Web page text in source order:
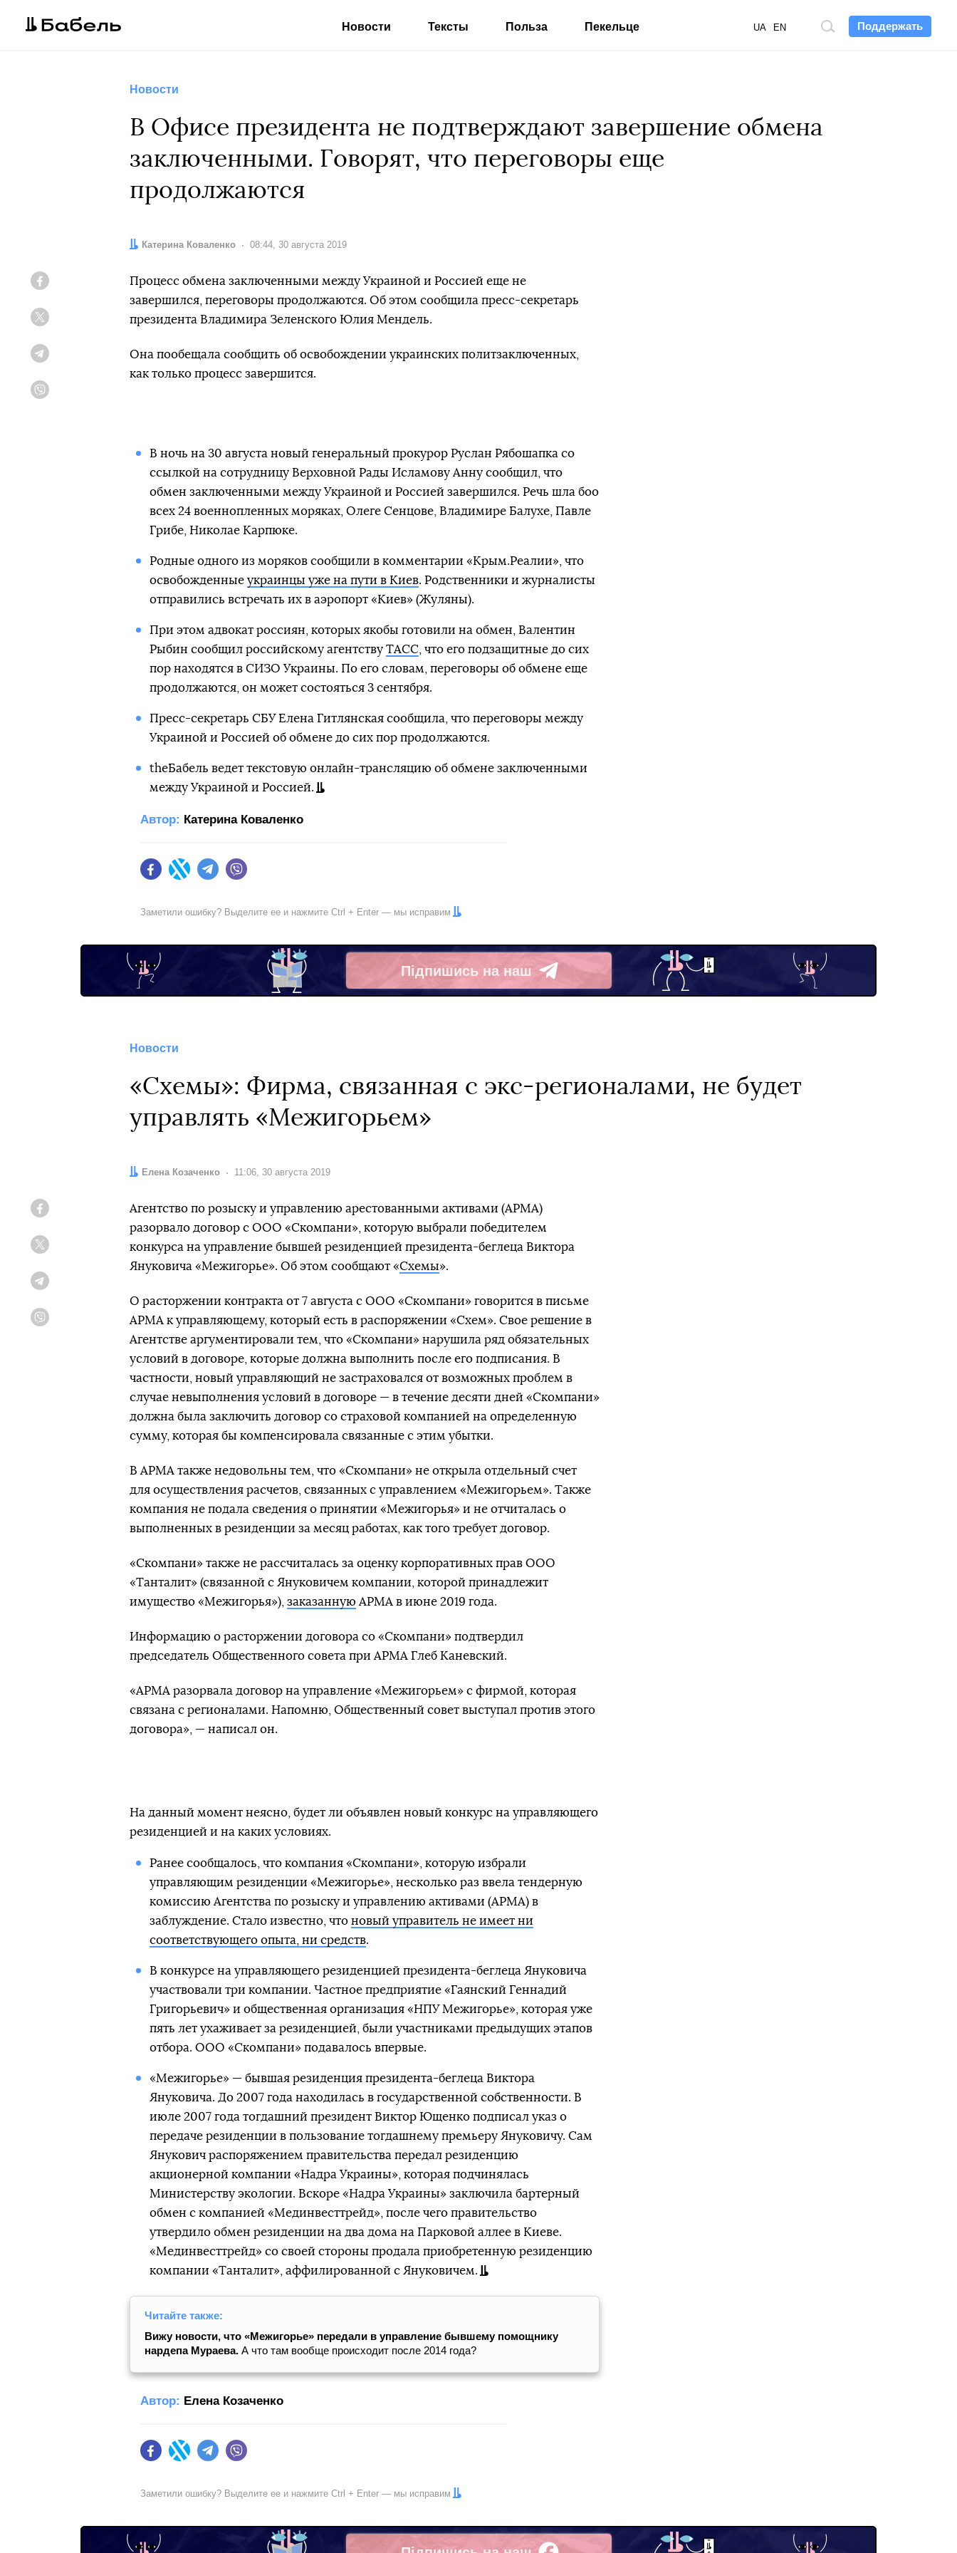
Поддержать
Поиск
UA EN
Новости Тексты Польза Пекельце
Новости
В Офисе президента не подтверждают завершение обмена
заключенными. Говорят, что переговоры еще
продолжаются
Автор:
Катерина Коваленко Дата:
08:44, 30 августа 2019
Процесс обмена заключенными между Украиной и Россией еще не
завершился, переговоры продолжаются. Об этом сообщила пресс-секретарь
президента Владимира Зеленского Юлия Мендель.
Она пообещала сообщить об освобождении украинских политзаключенных,
как только процесс завершится.
В ночь на 30 августа новый генеральный прокурор Руслан Рябошапка со
ссылкой на сотрудницу Верховной Рады Исламову Анну сообщил, что
обмен заключенными между Украиной и Россией завершился. Речь шла боо
всех 24 военнопленных моряках, Олеге Сенцове, Владимире Балухе, Павле
Грибе, Николае Карпюке.
Родные одного из моряков сообщили в комментарии «Крым.Реалии», что
освобожденные украинцы уже на пути в Киев. Родственники и журналисты
отправились встречать их в аэропорт «Киев» (Жуляны).
При этом адвокат россиян, которых якобы готовили на обмен, Валентин
Рыбин сообщил российскому агентству ТАСС, что его подзащитные до сих
пор находятся в СИЗО Украины. По его словам, переговоры об обмене еще
продолжаются, он может состояться 3 сентября.
Пресс-секретарь СБУ Елена Гитлянская сообщила, что переговоры между
Украиной и Россией об обмене до сих пор продолжаются.
theБабель ведет текстовую онлайн-трансляцию об обмене заключенными
между Украиной и Россией.
Автор: Катерина Коваленко
FacebookTwitter Telegram
Заметили ошибку? Выделите ее и нажмите Ctrl + Enter — мы исправим
Підпишись на наш
Telegram
Новости
«Схемы»: Фирма, связанная с экс-регионалами, не будет
управлять «Межигорьем»
Автор:
Елена Козаченко Дата:
11:06, 30 августа 2019
Агентство по розыску и управлению арестованными активами (АРМА)
разорвало договор с ООО «Скомпани», которую выбрали победителем
конкурса на управление бывшей резиденцией президента-беглеца Виктора
Януковича «Межигорье». Об этом сообщают «Схемы».
О расторжении контракта от 7 августа с ООО «Скомпани» говорится в письме
АРМА к управляющему, который есть в распоряжении «Схем». Свое решение в
Агентстве аргументировали тем, что «Скомпани» нарушила ряд обязательных
условий в договоре, которые должна выполнить после его подписания. В
частности, новый управляющий не застраховался от возможных проблем в
случае невыполнения условий в договоре — в течение десяти дней «Скомпани»
должна была заключить договор со страховой компанией на определенную
сумму, которая бы компенсировала связанные с этим убытки.
В АРМА также недовольны тем, что «Скомпани» не открыла отдельный счет
для осуществления расчетов, связанных с управлением «Межигорьем». Также
компания не подала сведения о принятии «Межигорья» и не отчиталась о
выполненных в резиденции за месяц работах, как того требует договор.
«Скомпани» также не рассчиталась за оценку корпоративных прав ООО
«Танталит» (связанной с Януковичем компании, которой принадлежит
имущество «Межигорья»), заказанную АРМА в июне 2019 года.
Информацию о расторжении договора со «Скомпани» подтвердил
председатель Общественного совета при АРМА Глеб Каневский.
«АРМА разорвала договор на управление «Межигорьем» с фирмой, которая
связана с регионалами. Напомню, Общественный совет выступал против этого
договора», — написал он.
На данный момент неясно, будет ли объявлен новый конкурс на управляющего
резиденцией и на каких условиях.
Ранее сообщалось, что компания «Скомпани», которую избрали
управляющим резиденции «Межигорье», несколько раз ввела тендерную
комиссию Агентства по розыску и управлению активами (АРМА) в
заблуждение. Стало известно, что новый управитель не имеет ни
соответствующего опыта, ни средств.
В конкурсе на управляющего резиденцией президента-беглеца Януковича
участвовали три компании. Частное предприятие «Гаянский Геннадий
Григорьевич» и общественная организация «НПУ Межигорье», которая уже
пять лет ухаживает за резиденцией, были участниками предыдущих этапов
отбора. ООО «Скомпани» подавалось впервые.
«Межигорье» — бывшая резиденция президента-беглеца Виктора
Януковича. До 2007 года находилась в государственной собственности. В
июле 2007 года тогдашний президент Виктор Ющенко подписал указ о
передаче резиденции в пользование тогдашнему премьеру Януковичу. Сам
Янукович распоряжением правительства передал резиденцию
акционерной компании «Надра Украины», которая подчинялась
Министерству экологии. Вскоре «Надра Украины» заключила бартерный
обмен с компанией «Мединвесттрейд», после чего правительство
утвердило обмен резиденции на два дома на Парковой аллее в Киеве.
«Мединвесттрейд» со своей стороны продала приобретенную резиденцию
компании «Танталит», аффилированной с Януковичем.
Читайте также:
Вижу новости, что «Межигорье» передали в управление бывшему помощнику
нардепа Мураева. А что там вообще происходит после 2014 года?
Автор: Елена Козаченко
FacebookTwitter Telegram
Заметили ошибку? Выделите ее и нажмите Ctrl + Enter — мы исправим